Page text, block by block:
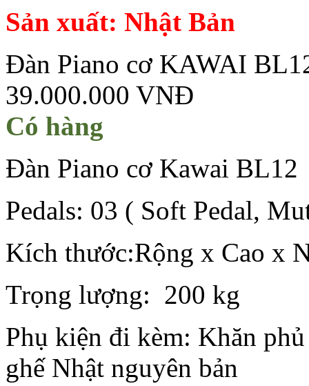
Sản xuất: Nhật Bản
Đàn Piano cơ KAWAI
39.000.000 VNĐ
Có hàng
Đàn Piano cơ Kawai BL12
Pedals: 03 ( Soft Pedal,
Kích thước:Rộng x Cao x
Trọng lượng: 200 kg
Phụ kiện đi kèm: Khăn
ghế Nhật nguyên bản